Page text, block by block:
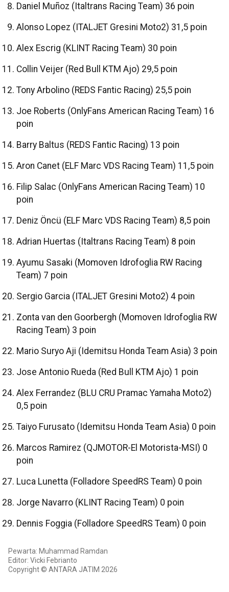
Daniel Muñoz (Italtrans Racing Team) 36 poin
Alonso Lopez (ITALJET Gresini Moto2) 31,5 poin
Alex Escrig (KLINT Racing Team) 30 poin
Collin Veijer (Red Bull KTM Ajo) 29,5 poin
Tony Arbolino (REDS Fantic Racing) 25,5 poin
Joe Roberts (OnlyFans American Racing Team) 16
poin
Barry Baltus (REDS Fantic Racing) 13 poin
Aron Canet (ELF Marc VDS Racing Team) 11,5 poin
Filip Salac (OnlyFans American Racing Team) 10
poin
Deniz Öncü (ELF Marc VDS Racing Team) 8,5 poin
Adrian Huertas (Italtrans Racing Team) 8 poin
Ayumu Sasaki (Momoven Idrofoglia RW Racing
Team) 7 poin
Sergio Garcia (ITALJET Gresini Moto2) 4 poin
Zonta van den Goorbergh (Momoven Idrofoglia RW
Racing Team) 3 poin
Mario Suryo Aji (Idemitsu Honda Team Asia) 3 poin
Jose Antonio Rueda (Red Bull KTM Ajo) 1 poin
Alex Ferrandez (BLU CRU Pramac Yamaha Moto2)
0,5 poin
Taiyo Furusato (Idemitsu Honda Team Asia) 0 poin
Marcos Ramirez (QJMOTOR-El Motorista-MSI) 0
poin
Luca Lunetta (Folladore SpeedRS Team) 0 poin
Jorge Navarro (KLINT Racing Team) 0 poin
Dennis Foggia (Folladore SpeedRS Team) 0 poin
Pewarta: Muhammad Ramdan
Editor: Vicki Febrianto
Copyright © ANTARA JATIM 2026